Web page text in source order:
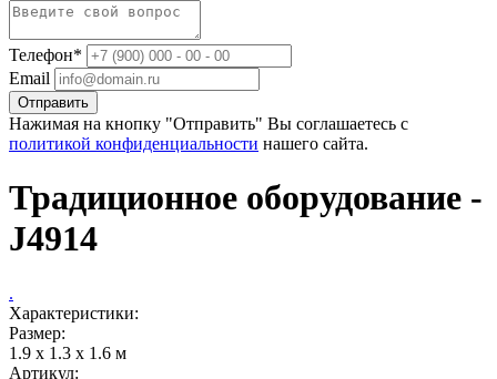
Телефон*
Email
Отправить
Нажимая на кнопку "Отправить" Вы соглашаетесь с
политикой конфиденциальности нашего сайта.
Традиционное оборудование -
J4914
.
Характеристики:
Размер:
1.9 x 1.3 x 1.6 м
Артикул: